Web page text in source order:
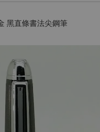
黑直條書法尖鋼筆